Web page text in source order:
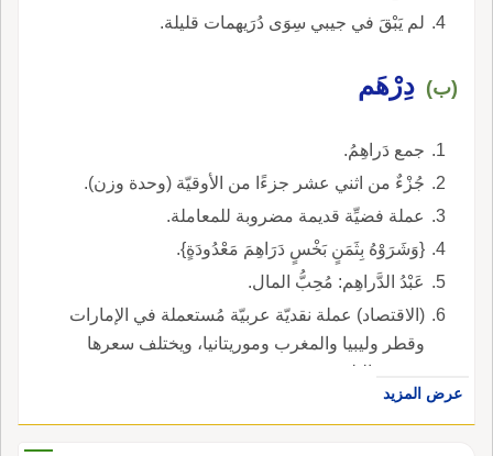
لم يَبْقَ في جيبي سِوَى دُرَيهمات قليلة.
(ب) دِرْهَم
جمع دَراهِمُ.
جُزْءٌ من اثني عشر جزءًا من الأوقيّة (وحدة وزن).
عملة فضيِّة قديمة مضروبة للمعاملة.
{وَشَرَوْهُ بِثَمَنٍ بَخْسٍ دَرَاهِمَ مَعْدُودَةٍ}.
عَبْدُ الدَّراهِم: مُحِبُّ المال.
(الاقتصاد) عملة نقديّة عربيّة مُستعملة في الإمارات
وقطر وليبيا والمغرب وموريتانيا، ويختلف سعرها
بحسب البلد.
عرض المزيد